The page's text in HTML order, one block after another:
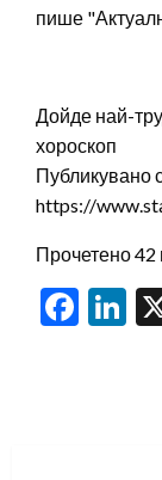
пише
Дойде най-
хороскоп
Публикувано
https://
Прочетено 42